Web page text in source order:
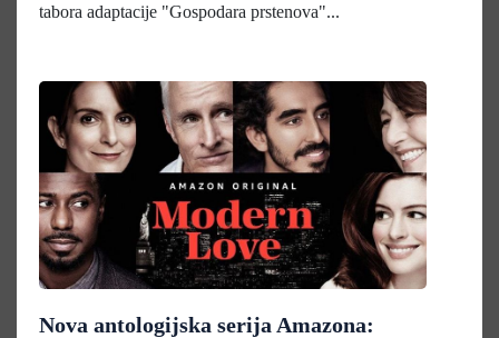
tabora adaptacije "Gospodara prstenova"...
Nova antologijska serija Amazona: